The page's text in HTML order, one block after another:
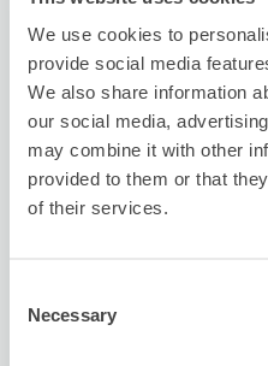
We use cookies to
provide social media
We also share information
our social media,
may combine it with other
provided to them or that
of their services.
Selection
Necessary
預約
Beauty salon colony